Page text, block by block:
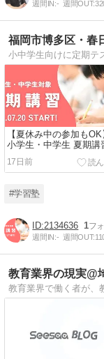
週間IN:- 週間OUT:
福岡市博多区・春
【夏休み中の参加もOK
小学生・中学生 夏期講
タート！
17日前
#学習塾
2134636 1
週間IN:- 週間OUT:
教育業界の現実@